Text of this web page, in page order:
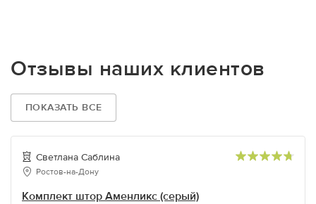
Отзывы наших клиентов
ПОКАЗАТЬ ВСЕ
Светлана Саблина
Ростов-на-Дону
Комплект штор Аменликс (серый)